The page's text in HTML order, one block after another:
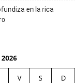
en la rica
V S D